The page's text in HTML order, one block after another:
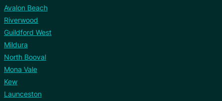
Avalon Beach
Riverwood
Guildford West
Mildura
North Booval
Mona Vale
Kew
Launceston